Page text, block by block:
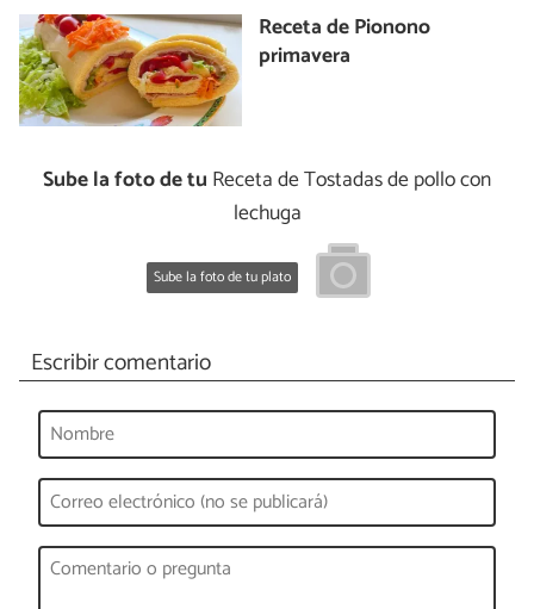
Receta de Pionono
primavera
Sube la foto de tu Receta de Tostadas de pollo con
lechuga
Sube la foto de tu plato
Escribir comentario